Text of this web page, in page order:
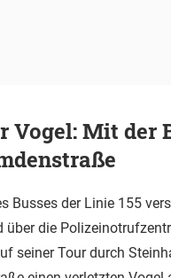
Vogel: Mit der
Busses der Linie 155
über die
seiner Tour durch